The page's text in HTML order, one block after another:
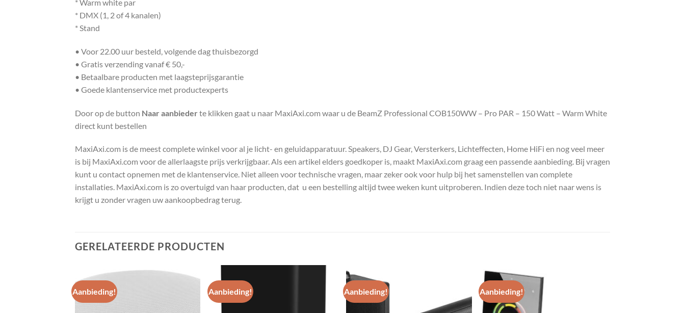
* Warm white par
* DMX (1, 2 of 4 kanalen)
* Stand
• Voor 22.00 uur besteld, volgende dag thuisbezorgd
• Gratis verzending vanaf € 50,-
• Betaalbare producten met laagsteprijsgarantie
• Goede klantenservice met productexperts
Door op de button Naar aanbieder te klikken gaat u naar MaxiAxi.com waar u de BeamZ Professional COB150WW – Pro PAR – 150 Watt – Warm White
direct kunt bestellen
MaxiAxi.com is de meest complete winkel voor al je licht- en geluidapparatuur. Speakers, DJ Gear, Versterkers, Lichteffecten, Home HiFi en nog veel meer
is bij MaxiAxi.com voor de allerlaagste prijs verkrijgbaar. Als een artikel elders goedkoper is, maakt MaxiAxi.com graag een passende aanbieding. Bij vragen
kunt u contact opnemen met de klantenservice. Niet alleen voor technische vragen, maar zeker ook voor hulp bij het samenstellen van complete
installaties. MaxiAxi.com is zo overtuigd van haar producten, dat u een bestelling altijd twee weken kunt uitproberen. Indien deze toch niet naar wens is
krijgt u zonder vragen uw aankoopbedrag terug.
GERELATEERDE PRODUCTEN
Aanbieding!
Toevoegen
Aanbieding! Aanbieding!
Toevoegen
Aanbieding!